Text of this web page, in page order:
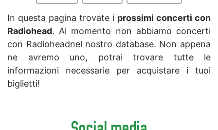
In questa pagina trovate i prossimi concerti con
Radiohead. Al momento non abbiamo concerti
con Radioheadnel nostro database. Non appena
ne avremo uno, potrai trovare tutte le
informazioni necessarie per acquistare i tuoi
biglietti!